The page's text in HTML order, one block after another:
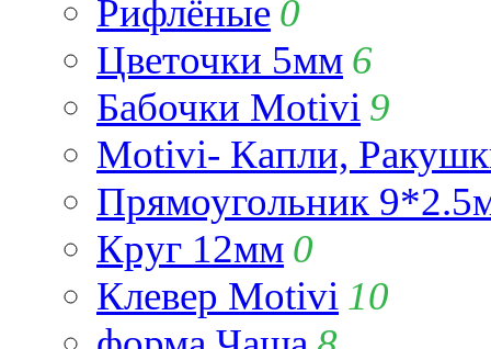
Рифлёные 0
Цветочки 5мм 6
Бабочки Motivi 9
Motivi- Капли,
Прямоугольник
Круг 12мм 0
Клевер Motivi 10